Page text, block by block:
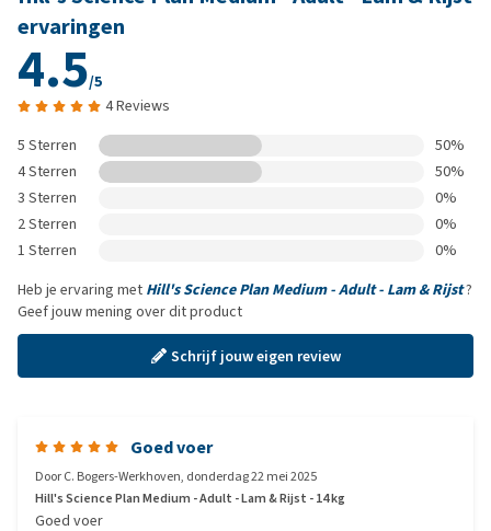
ervaringen
4.5/5
4 Reviews
5 Sterren
50%
4 Sterren
50%
3 Sterren
0%
2 Sterren
0%
1 Sterren
0%
Heb je ervaring met Hill's Science Plan Medium - Adult - Lam & Rijst?
Geef jouw mening over dit product
Schrijf jouw eigen review
Goed voer
DoorC. Bogers-Werkhoven, donderdag 22 mei 2025
Hill's Science Plan Medium - Adult - Lam & Rijst - 14 kg
Goed voer